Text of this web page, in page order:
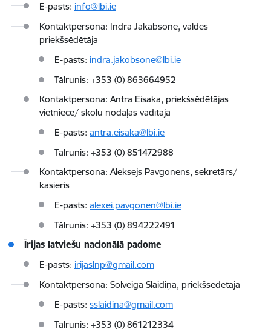
E-pasts: info@lbi.ie
Kontaktpersona: Indra Jākabsone, valdes
priekšsēdētāja
E-pasts: indra.jakobsone@lbi.ie
Tālrunis: +353 (0) 863664952
Kontaktpersona: Antra Eisaka, priekšsēdētājas
vietniece/ skolu nodaļas vadītāja
E-pasts: antra.eisaka@lbi.ie
Tālrunis: +353 (0) 851472988
Kontaktpersona: Aleksejs Pavgonens, sekretārs/
kasieris
E-pasts: alexei.pavgonen@lbi.ie
Tālrunis: +353 (0) 894222491
Īrijas latviešu nacionālā padome
E-pasts: irijaslnp@gmail.com
Kontaktpersona: Solveiga Slaidiņa, priekšsēdētāja
E-pasts: sslaidina@gmail.com
Tālrunis: +353 (0) 861212334